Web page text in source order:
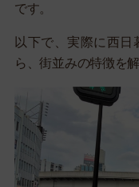
です。
以下で、実際に西
ら、街並みの特徴を